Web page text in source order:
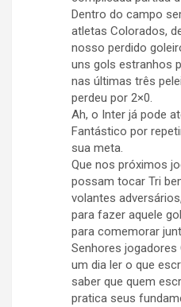
Dentro do campo
atletas Colorados,
nosso perdido
uns gols estranhos
nas últimas três
perdeu por 2×0.
Ah, o Inter já pode
Fantástico por
sua meta.
Que nos próximos
possam tocar Tri
volantes
para fazer aquele
para comemorar
Senhores
um dia ler o que
saber que quem
pratica seus